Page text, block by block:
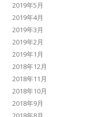
2019年5月
2019年4月
2019年3月
2019年2月
2019年1月
2018年12月
2018年11月
2018年10月
2018年9月